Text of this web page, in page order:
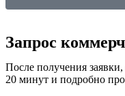
Запрос
После получения
20 минут и подробно